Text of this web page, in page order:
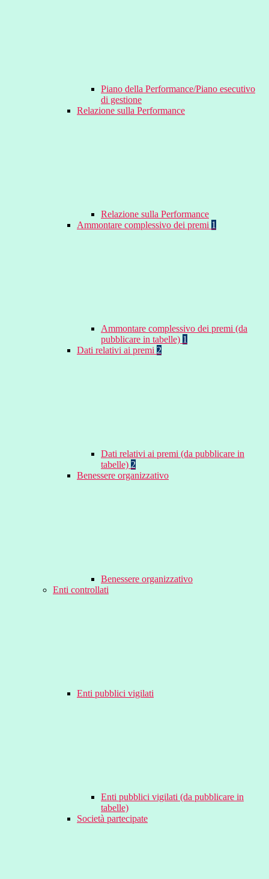
Piano della Performance/Piano esecutivo
di gestione
Relazione sulla Performance
Relazione sulla Performance
Ammontare complessivo dei premi 1
Ammontare complessivo dei premi (da
pubblicare in tabelle) 1
Dati relativi ai premi 2
Dati relativi ai premi (da pubblicare in
tabelle) 2
Benessere organizzativo
Benessere organizzativo
Enti controllati
Enti pubblici vigilati
Enti pubblici vigilati (da pubblicare in
tabelle)
Società partecipate